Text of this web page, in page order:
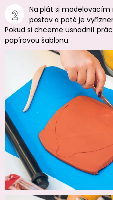
Na plát si
postav a poté je
Pokud si chceme usnadnit
papírovou šablonu.